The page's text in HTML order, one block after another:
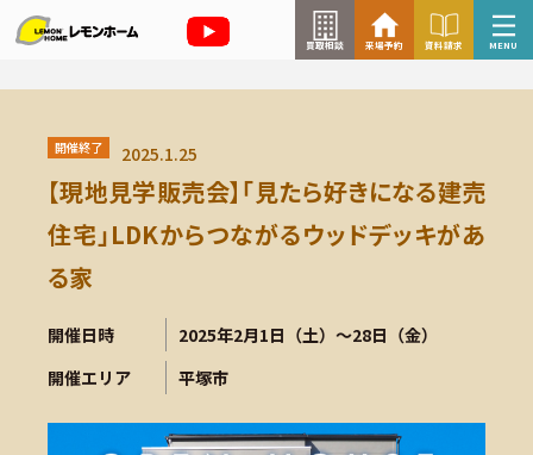
買取相談 来場予約 資料請求 MENU
TOP
イベント情報
お知らせ
開催終了 2025.1.25
【現地見学販売会】「見たら好きになる建売
住宅」LDKからつながるウッドデッキがあ
る家
開催日時
2025年2月1日（土）～28日（金）
開催エリア
平塚市